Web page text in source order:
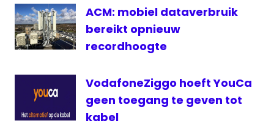
Heuvel
Netflix
Neverland
Zapp
NRC
rtl
ACM: mobiel dataverbruik
bereikt opnieuw
recordhoogte
VodafoneZiggo hoeft YouCa
geen toegang te geven tot
kabel